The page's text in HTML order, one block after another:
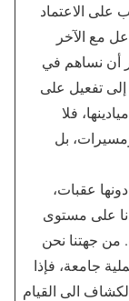
على الاعتماد
مع الآخر
أن نساهم في
إلى تفعيل على
فلا
بل
عقبات،
على مستوى
من جهتنا نحن
جامعة، فإذا
الى القيام